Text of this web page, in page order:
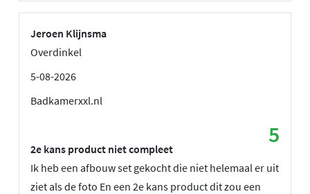
Jeroen Klijnsma
Overdinkel
5-08-2026
Badkamerxxl.nl
5
2e kans product niet compleet
Ik heb een afbouw set gekocht die niet helemaal er uit
ziet als de foto En een 2e kans product dit zou een